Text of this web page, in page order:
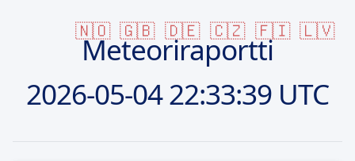
🇳🇴 🇬🇧 🇩🇪 🇨🇿 🇫🇮 🇱🇻
Meteoriraportti
2026-05-0422:33:39 UTC